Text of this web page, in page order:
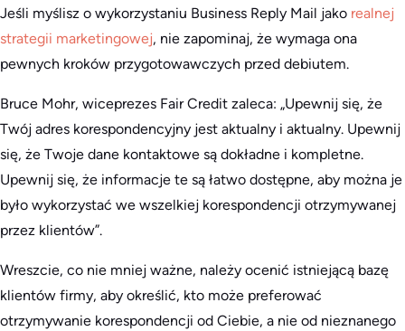
Jeśli myślisz o wykorzystaniu Business Reply Mail jako realnej
strategii marketingowej, nie zapominaj, że wymaga ona
pewnych kroków przygotowawczych przed debiutem.
Bruce Mohr, wiceprezes Fair Credit zaleca: „Upewnij się, że
Twój adres korespondencyjny jest aktualny i aktualny. Upewnij
się, że Twoje dane kontaktowe są dokładne i kompletne.
Upewnij się, że informacje te są łatwo dostępne, aby można je
było wykorzystać we wszelkiej korespondencji otrzymywanej
przez klientów”.
Wreszcie, co nie mniej ważne, należy ocenić istniejącą bazę
klientów firmy, aby określić, kto może preferować
otrzymywanie korespondencji od Ciebie, a nie od nieznanego